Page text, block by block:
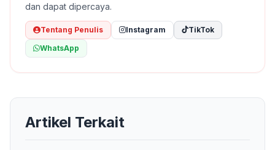
dan dapat dipercaya.
Tentang Penulis Instagram
TikTok
WhatsApp
Artikel Terkait